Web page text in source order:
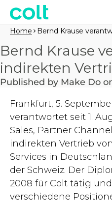
Home Bernd Krause
Bernd Krause
indirekten
Published by Make Do
Frankfurt, 5.
verantwortet seit 1.
Sales, Partner
indirekten Vertrieb
Services in
der Schweiz. Der
2008 für Colt tätig
verschiedene